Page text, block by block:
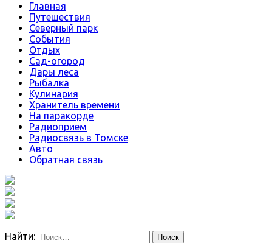
Главная
Путешествия
Северный парк
События
Отдых
Сад-огород
Дары леса
Рыбалка
Кулинария
Хранитель времени
На паракорде
Радиоприем
Радиосвязь в Томске
Авто
Обратная связь
Найти: